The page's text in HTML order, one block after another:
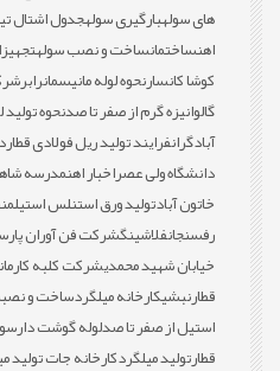
های سولهبارگیری سولهجدول اشتال
اهنساختمانساخت و نصب سوله
کوشا کانسارنحوه لوله مانیسمانرابر
گالوانیزه گرم از صفر تا صدنحوه تولید
آبادگرانفرایند تولید ریل فولادی قطار
دانشگاه ولی عصراخبار اهنمدرسه
خاتون آبادتولید ورق استنلس استیل
رفسنجانفلاشینگشرکت فن آوران
خیابان شهید محمدیشرکت کلبه
قطارنبشیکارخانه میلگردساخت و نصب
استیل از صفر تا صدلوله گوشت دار
قطارتولید میلگردکارخانه جات تولید